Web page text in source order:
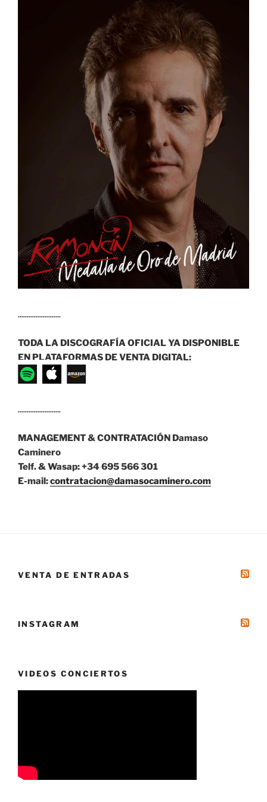
........................
TODA LA DISCOGRAFÍA OFICIAL YA DISPONIBLE
EN PLATAFORMAS DE VENTA DIGITAL:
........................
MANAGEMENT & CONTRATACIÓN Damaso
Caminero
Telf. & Wasap: +34 695 566 301
E-mail:contratacion@damasocaminero.com
VENTA DE ENTRADAS
INSTAGRAM
VIDEOS CONCIERTOS